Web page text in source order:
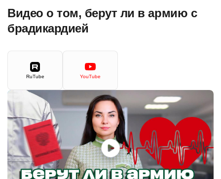
Видео о том, берут ли в армию с
брадикардией
RuTube YouTube